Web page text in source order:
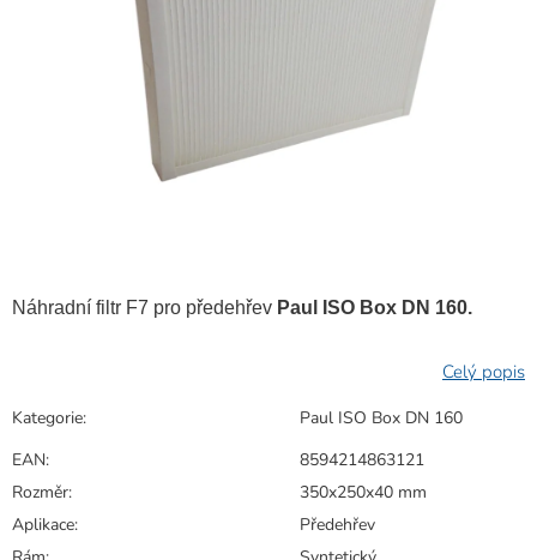
Náhradní filtr F7 pro předehřev Paul ISO Box DN 160.
Kategorie:
Paul ISO Box DN 160
EAN:
8594214863121
Rozměr:
350x250x40 mm
Aplikace:
Předehřev